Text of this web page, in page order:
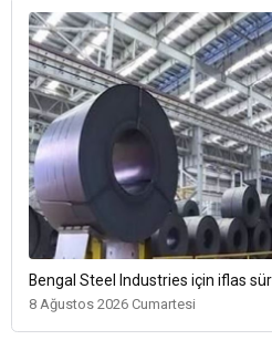
Bengal Steel Industries için iflas
8 Ağustos 2026 Cumartesi